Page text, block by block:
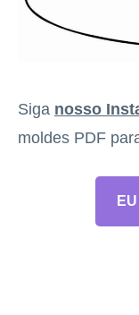
Siga nosso
moldes PDF